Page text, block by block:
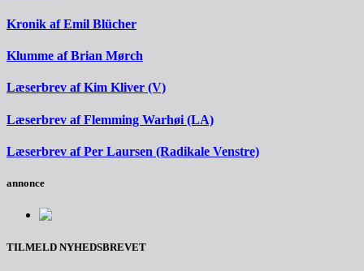
Kronik af Emil Blücher
Klumme af Brian Mørch
Læserbrev af Kim Kliver (V)
Læserbrev af Flemming Warhøi (LA)
Læserbrev af Per Laursen (Radikale Venstre)
annonce
TILMELD NYHEDSBREVET